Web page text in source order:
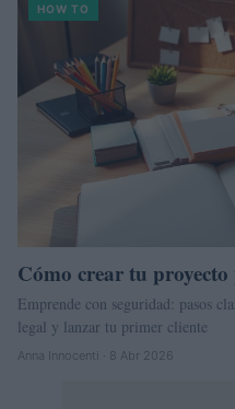
HOW TO
Cómo crear tu
Emprende con seguridad: pasos
legal y lanzar tu primer cliente
Anna Innocenti · 8 Abr 2026